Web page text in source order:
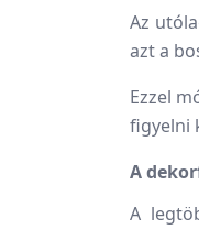
Az
azt a
Ezzel
figyelni
A
A